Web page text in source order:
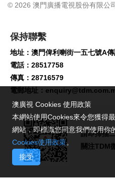
© 2026 澳門廣播電視股份有限公
保持聯繫
地址：澳門俾利喇街一五七號A
電話：28517758
傳真：28716579
電郵地址：
請即掃描
關注TDM
澳廣視 Cookies 使用政策
本網站使用Cookies來令您獲得
網站，即標識您同意我們使用你
Cookies使用政策。
接受